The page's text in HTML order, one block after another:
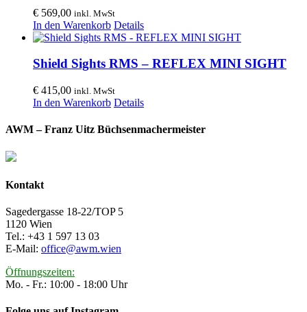
€ 569,00 inkl. MwSt
In den Warenkorb Details
Shield Sights RMS – REFLEX MINI SIGHT
€ 415,00 inkl. MwSt
In den Warenkorb Details
AWM – Franz Uitz Büchsenmachermeister
Kontakt
Sagedergasse 18-22/TOP 5
1120 Wien
Tel.: +43 1 597 13 03
E-Mail: office@awm.wien
Öffnungszeiten:
Mo. - Fr.: 10:00 - 18:00 Uhr